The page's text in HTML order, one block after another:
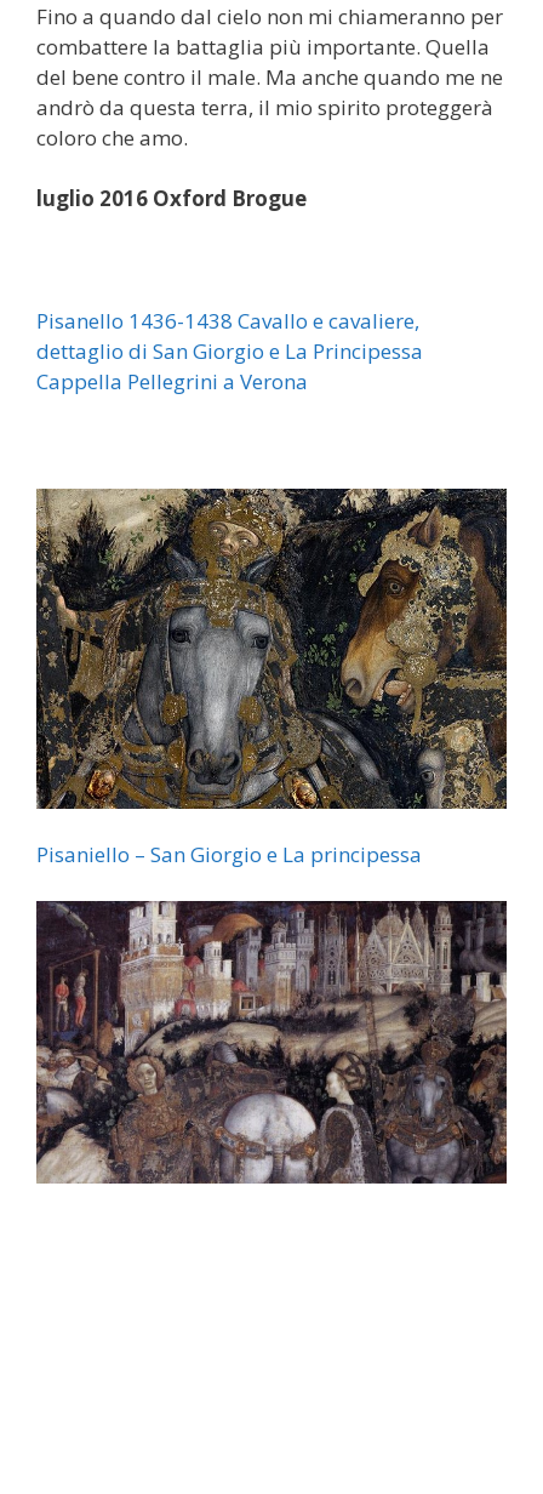
Fino a quando dal cielo non mi chiameranno per
combattere la battaglia più importante. Quella
del bene contro il male. Ma anche quando me ne
andrò da questa terra, il mio spirito proteggerà
coloro che amo.
luglio 2016 Oxford Brogue
Pisanello 1436-1438 Cavallo e cavaliere,
dettaglio di San Giorgio e La Principessa
Cappella Pellegrini a Verona
Pisaniello – San Giorgio e La principessa